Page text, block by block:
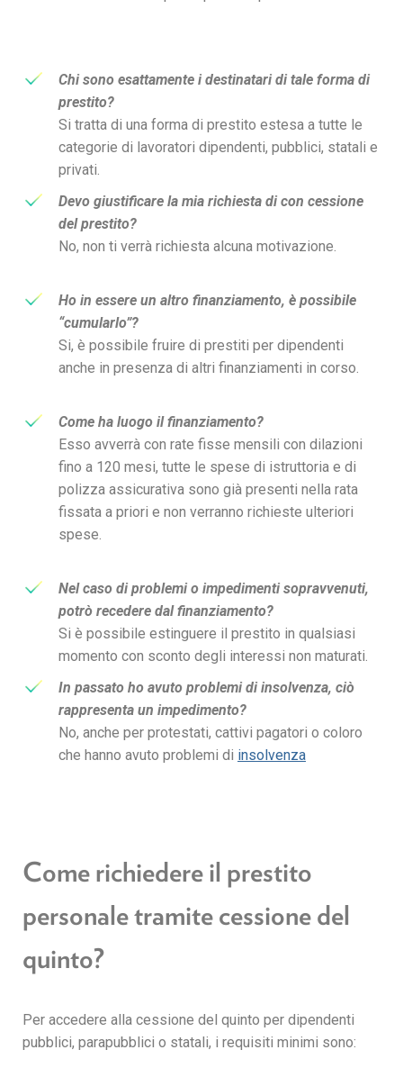
Chi sono esattamente i destinatari di tale forma di
prestito?
Si tratta di una forma di prestito estesa a tutte le
categorie di lavoratori dipendenti, pubblici, statali e
privati.
Devo giustificare la mia richiesta di con cessione
del prestito?
No, non ti verrà richiesta alcuna motivazione.
Ho in essere un altro finanziamento, è possibile
“cumularlo”?
Si, è possibile fruire di prestiti per dipendenti
anche in presenza di altri finanziamenti in corso.
Come ha luogo il finanziamento?
Esso avverrà con rate fisse mensili con dilazioni
fino a 120 mesi, tutte le spese di istruttoria e di
polizza assicurativa sono già presenti nella rata
fissata a priori e non verranno richieste ulteriori
spese.
Nel caso di problemi o impedimenti sopravvenuti,
potrò recedere dal finanziamento?
Si è possibile estinguere il prestito in qualsiasi
momento con sconto degli interessi non maturati.
In passato ho avuto problemi di insolvenza, ciò
rappresenta un impedimento?
No, anche per protestati, cattivi pagatori o coloro
che hanno avuto problemi di insolvenza
Come richiedere il prestito
personale tramite cessione del
quinto?
Per accedere alla cessione del quinto per dipendenti
pubblici, parapubblici o statali, i requisiti minimi sono: